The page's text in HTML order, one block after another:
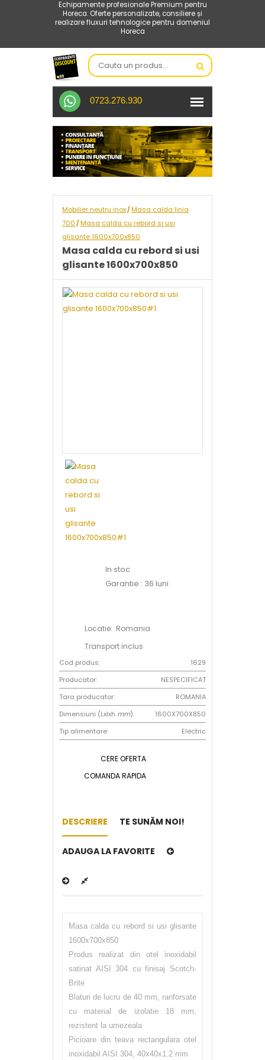
Echipamente profesionale Premium pentru
Horeca. Oferte personalizate, consiliere și
realizare fluxuri tehnologice pentru domeniul
Horeca
0723.276.930
Mobilier neutru inox/Masa calda linia
700 /Masa calda cu rebord si usi
glisante 1600x700x850
Masa calda cu rebord si usi
glisante 1600x700x850
In stoc
Garantie : 36 luni
Locatie: Romania
Transport inclus
Cod produs:
1629
Producator:
NESPECIFICAT
Tara producator:
ROMANIA
Dimensiuni (Lxlxh mm):
1600X700X850
Tip alimentare:
Electric
CERE OFERTA
COMANDA RAPIDA
DESCRIERE TE SUNĂM NOI!
ADAUGA LA FAVORITE
Masa calda cu rebord si usi glisante
1600x700x850
Produs realizat din otel inoxidabil
satinat AISI 304 cu finisaj Scotch-
Brite
Blaturi de lucru de 40 mm, ranforsate
cu material de izolatie 18 mm,
rezistent la umezeala
Picioare din teava rectangulara otel
inoxidabil AISI 304, 40x40x1.2 mm